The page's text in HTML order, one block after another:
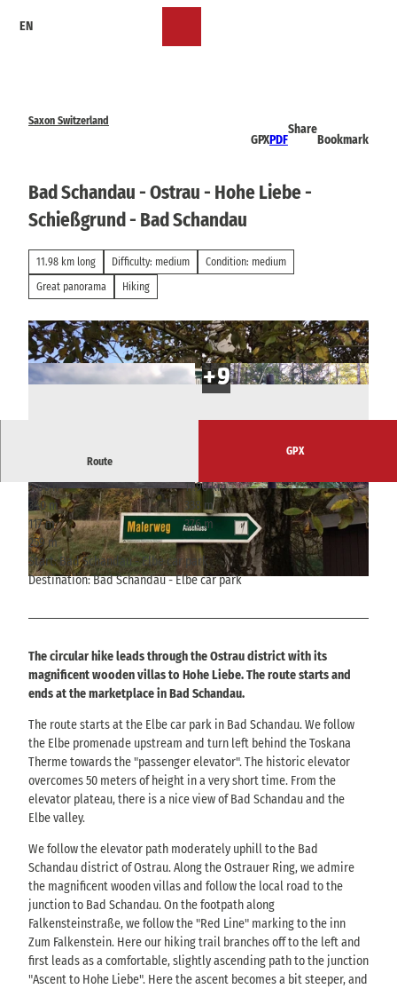
EN
Saxon Switzerland
GPXPDF
Share
Bookmark
Bad Schandau - Ostrau - Hohe Liebe -
Schießgrund - Bad Schandau
11.98 km long Difficulty: medium
Condition: medium
Great panorama
Hiking
© Sabine Meisel, Tourismusverband Sächsische Schweiz
© Sabine Meisel, Tourismusverband Sächsische
Schweiz
© Sabine Meisel, Tourismusverband Sächsische
Schweiz
Route
GPX
4:00 h
11.98 km
340 m
338 m
117 m
376 m
259 m
Start: Bad Schandau - Elbe car park
Destination: Bad Schandau - Elbe car park
The circular hike leads through the Ostrau district with its
magnificent wooden villas to Hohe Liebe. The route starts and
ends at the marketplace in Bad Schandau.
The route starts at the Elbe car park in Bad Schandau. We follow
the Elbe promenade upstream and turn left behind the Toskana
Therme towards the "passenger elevator". The historic elevator
overcomes 50 meters of height in a very short time. From the
elevator plateau, there is a nice view of Bad Schandau and the
Elbe valley.
We follow the elevator path moderately uphill to the Bad
Schandau district of Ostrau. Along the Ostrauer Ring, we admire
the magnificent wooden villas and follow the local road to the
junction to Bad Schandau. On the footpath along
Falkensteinstraße, we follow the "Red Line" marking to the inn
Zum Falkenstein. Here our hiking trail branches off to the left and
first leads as a comfortable, slightly ascending path to the junction
"Ascent to Hohe Liebe". Here the ascent becomes a bit steeper, and